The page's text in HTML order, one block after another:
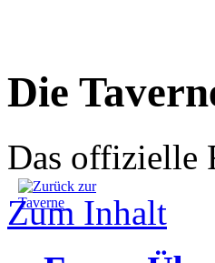
Die
Das offizielle
Zum Inhalt